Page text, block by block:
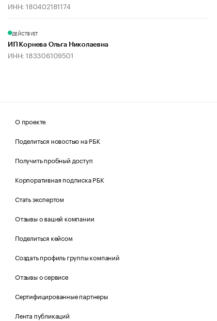
ИНН: 180402181174
ДЕЙСТВУЕТ
ИП Корнева Ольга Николаевна
ИНН: 183306109501
О проекте
Поделиться новостью на РБК
Получить пробный доступ
Корпоративная подписка РБК
Стать экспертом
Отзывы о вашей компании
Поделиться кейсом
Создать профиль группы компаний
Отзывы о сервисе
Сертифицированные партнеры
Лента публикаций